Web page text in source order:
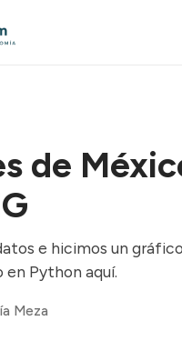
de
e hicimos un
Python aquí.
Meza